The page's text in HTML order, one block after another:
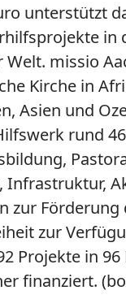
unterstützt
in
Welt. missio
Kirche in
Asien und
rund
Infrastruktur,
zur Förderung
zur
Projekte in 96
finanziert.